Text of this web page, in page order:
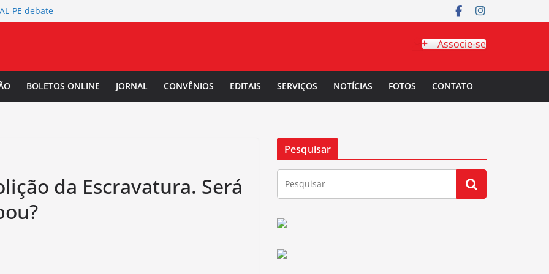
PE debate
Mulher Negra
da
Salarial
Associe-se
BOLETOS ONLINE JORNAL CONVÊNIOS EDITAIS SERVIÇOS NOTÍCIAS FOTOS CONTATO
da Escravatura. Será
Pesquisar